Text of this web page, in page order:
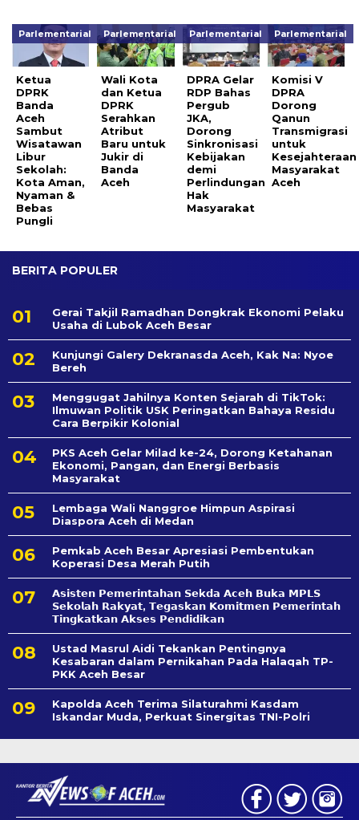
Parlementarial
Ketua
DPRK
Banda
Aceh
Sambut
Wisatawan
Libur
Sekolah:
Kota Aman,
Nyaman &
Bebas
Pungli
Parlementarial
Wali Kota
dan Ketua
DPRK
Serahkan
Atribut
Baru untuk
Jukir di
Banda
Aceh
Parlementarial
DPRA Gelar
RDP Bahas
Pergub
JKA,
Dorong
Sinkronisasi
Kebijakan
demi
Perlindungan
Hak
Masyarakat
Parlementarial
Komisi V
DPRA
Dorong
Qanun
Transmigrasi
untuk
Kesejahteraan
Masyarakat
Aceh
BERITA POPULER
Gerai Takjil Ramadhan Dongkrak Ekonomi Pelaku
Usaha di Lubok Aceh Besar
Kunjungi Galery Dekranasda Aceh, Kak Na: Nyoe
Bereh
Menggugat Jahilnya Konten Sejarah di TikTok:
Ilmuwan Politik USK Peringatkan Bahaya Residu
Cara Berpikir Kolonial
PKS Aceh Gelar Milad ke-24, Dorong Ketahanan
Ekonomi, Pangan, dan Energi Berbasis
Masyarakat
Lembaga Wali Nanggroe Himpun Aspirasi
Diaspora Aceh di Medan
Pemkab Aceh Besar Apresiasi Pembentukan
Koperasi Desa Merah Putih
𝗔𝘀𝗶𝘀𝘁𝗲𝗻 𝗣𝗲𝗺𝗲𝗿𝗶𝗻𝘁𝗮𝗵𝗮𝗻 𝗦𝗲k𝗱𝗮 𝗔𝗰𝗲𝗵 𝗕𝘂𝗸𝗮 𝗠𝗣𝗟𝗦
𝗦𝗲𝗸𝗼𝗹𝗮𝗵 𝗥𝗮𝗸𝘆𝗮𝘁, 𝗧𝗲𝗴𝗮𝘀𝗸𝗮𝗻 𝗞𝗼𝗺𝗶𝘁𝗺𝗲𝗻 𝗣𝗲𝗺𝗲𝗿𝗶𝗻𝘁𝗮𝗵
𝗧𝗶𝗻𝗴𝗸𝗮𝘁𝗸𝗮𝗻 𝗔𝗸𝘀𝗲𝘀 𝗣𝗲𝗻𝗱𝗶𝗱𝗶𝗸𝗮𝗻
Ustad Masrul Aidi Tekankan Pentingnya
Kesabaran dalam Pernikahan Pada Halaqah TP-
PKK Aceh Besar
Kapolda Aceh Terima Silaturahmi Kasdam
Iskandar Muda, Perkuat Sinergitas TNI-Polri